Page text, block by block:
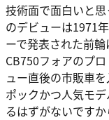
技術面で面白いと
のデビューは1971
ーで発表された前
CB750フォアのプ
ュー直後の市販車
ポックかつ人気モ
るはずがないですか